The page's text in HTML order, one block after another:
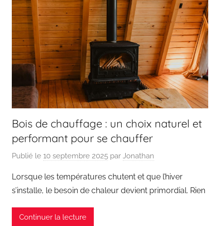
Bois de chauffage : un choix naturel et
performant pour se chauffer
Publié le 10 septembre 2025 par Jonathan
Lorsque les températures chutent et que l’hiver
s’installe, le besoin de chaleur devient primordial. Rien
Continuer la lecture